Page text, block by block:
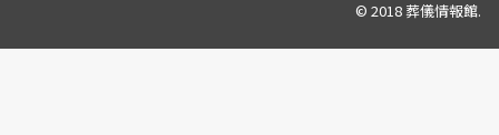
© 2018葬儀情報館.